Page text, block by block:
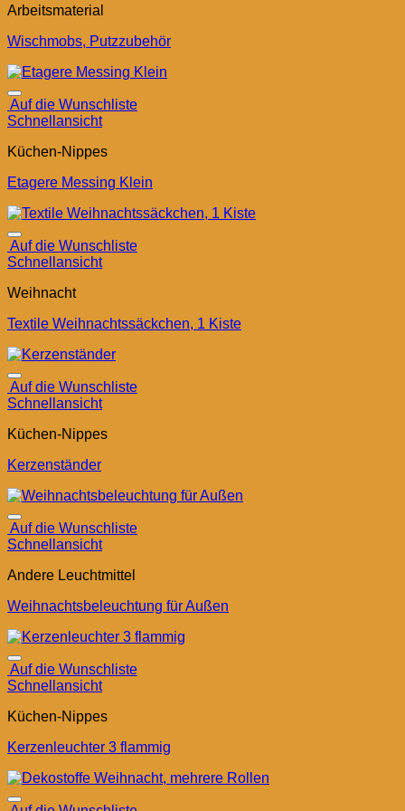
Arbeitsmaterial
Wischmobs, Putzzubehör
Auf die Wunschliste
Schnellansicht
Küchen-Nippes
Etagere Messing Klein
Auf die Wunschliste
Schnellansicht
Weihnacht
Textile Weihnachtssäckchen, 1 Kiste
Auf die Wunschliste
Schnellansicht
Küchen-Nippes
Kerzenständer
Auf die Wunschliste
Schnellansicht
Andere Leuchtmittel
Weihnachtsbeleuchtung für Außen
Auf die Wunschliste
Schnellansicht
Küchen-Nippes
Kerzenleuchter 3 flammig